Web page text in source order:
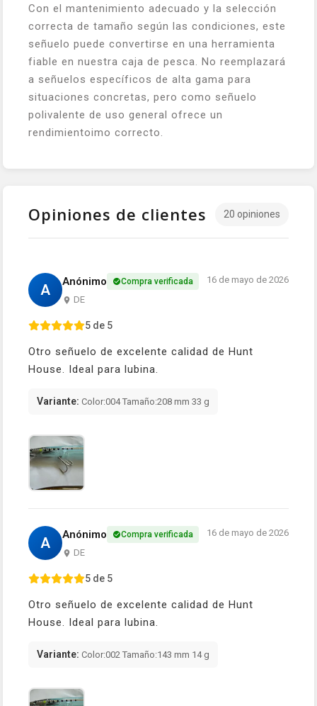
Con el mantenimiento adecuado y la selección
correcta de tamaño según las condiciones, este
señuelo puede convertirse en una herramienta
fiable en nuestra caja de pesca. No reemplazará
a señuelos específicos de alta gama para
situaciones concretas, pero como señuelo
polivalente de uso general ofrece un
rendimientoimo correcto.
Opiniones de clientes 20 opiniones
A Anónimo Compra verificada
DE
16 de mayo de 2026
5 de 5
Otro señuelo de excelente calidad de Hunt
House. Ideal para lubina.
Variante: Color:004 Tamaño:208 mm 33 g
A Anónimo Compra verificada
DE
16 de mayo de 2026
5 de 5
Otro señuelo de excelente calidad de Hunt
House. Ideal para lubina.
Variante: Color:002 Tamaño:143 mm 14 g